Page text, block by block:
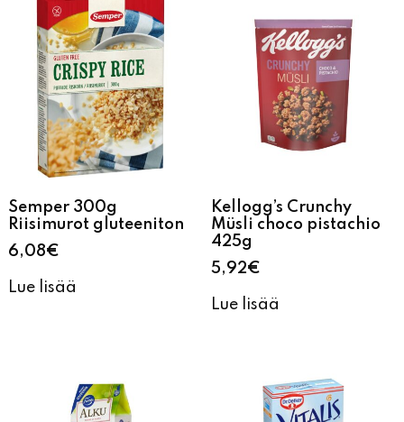
Semper 300g
Riisimurot gluteeniton
6,08€
Lue lisää
Kellogg’s Crunchy
Müsli choco pistachio
425g
5,92€
Lue lisää